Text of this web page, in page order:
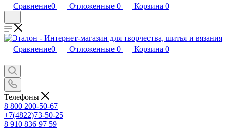
Сравнение0 Отложенные 0 Корзина 0
Сравнение0 Отложенные 0 Корзина 0
Телефоны
8 800 200-50-67
+7(4822)73-50-25
8 910 836 97 59